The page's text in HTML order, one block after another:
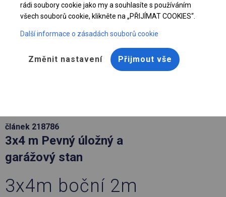
BESTSELLER
článek 218786
3x4 m Pevný úložný a
garážový stan
3x4m boční 2m
rádi soubory cookie jako my a souhlasíte s používáním
všech souborů cookie, klikněte na „PŘIJÍMAT COOKIES“.
Další informace o zásadách souborů cookie
Změnit nastavení Přijmout vše